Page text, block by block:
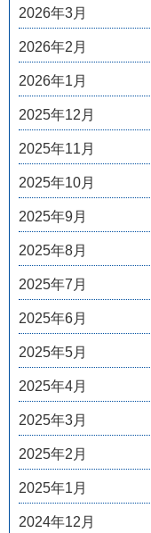
2026年3月
2026年2月
2026年1月
2025年12月
2025年11月
2025年10月
2025年9月
2025年8月
2025年7月
2025年6月
2025年5月
2025年4月
2025年3月
2025年2月
2025年1月
2024年12月